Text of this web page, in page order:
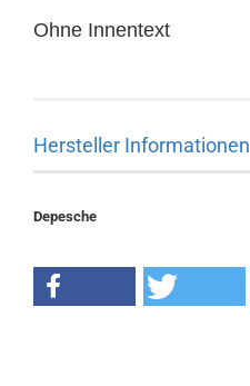
Ohne Innentext
Hersteller Informationen
Depesche